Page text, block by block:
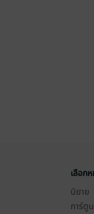
เลือก
นิยาย
การ์ตูน